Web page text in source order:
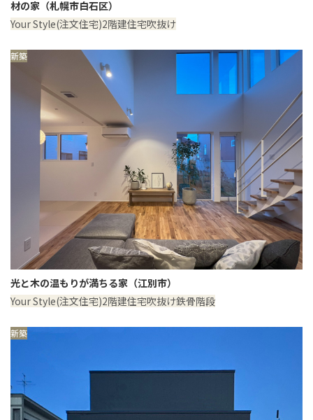
材の家（札幌市白石区）
Your Style(注文住宅)2階建住宅吹抜け
新築
光と木の温もりが満ちる家（江別市）
Your Style(注文住宅)2階建住宅吹抜け鉄骨階段
新築